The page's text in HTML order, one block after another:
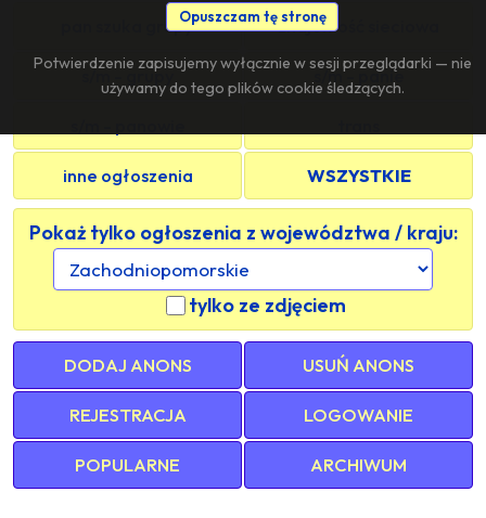
Opuszczam tę stronę
Potwierdzenie zapisujemy wyłącznie w sesji przeglądarki — nie
używamy do tego plików cookie śledzących.
pan szuka grupy znajomość sieciowa
s/m - grupy s/m - panie
inne ogłoszenia WSZYSTKIE
Pokaż tylko ogłoszenia z województwa / kraju:
tylko ze zdjęciem
DODAJ ANONS USUŃ ANONS
REJESTRACJA LOGOWANIE
POPULARNE ARCHIWUM